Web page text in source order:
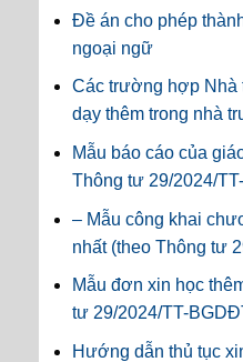
Đề án cho phép
ngoại ngữ
Các trường hợp
dạy thêm trong nhà
Mẫu báo cáo của
Thông tư 29/2024/
– Mẫu công khai
nhất (theo Thông tư
Mẫu đơn xin học
tư 29/2024/TT-
Hướng dẫn thủ tục